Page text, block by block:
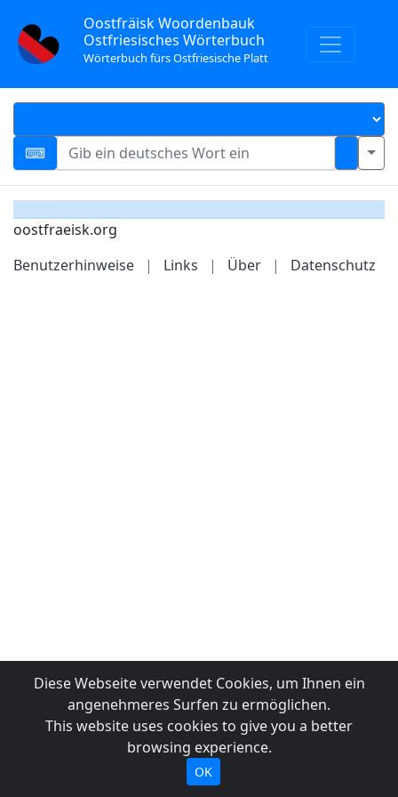
Oostfräisk Woordenbauk
Ostfriesisches Wörterbuch
Wörterbuch fürs Ostfriesische Platt
oostfraeisk.org
Benutzerhinweise
| Links | Über | Datenschutz
Diese Webseite verwendet Cookies, um Ihnen ein
angenehmeres Surfen zu ermöglichen.
This website uses cookies to give you a better
browsing experience.
OK